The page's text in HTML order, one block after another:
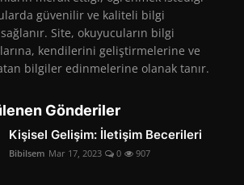
güvenilir ve kaliteli bilgi
Site, okuyucuların bilgi
kendilerini geliştirmelerine ve
bilgiler edinmelerine olanak tanır.
Gönderiler
Kişisel Gelişim: İletişim Becerileri
Bibilsem Mar 17, 2023 0 907